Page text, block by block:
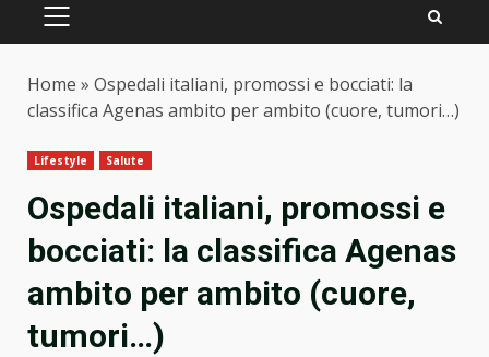
PRIMARY
Home » Ospedali italiani, promossi e bocciati: la
classifica Agenas ambito per ambito (cuore, tumori…)
Lifestyle Salute
Ospedali italiani, promossi e
bocciati: la classifica Agenas
ambito per ambito (cuore,
tumori…)